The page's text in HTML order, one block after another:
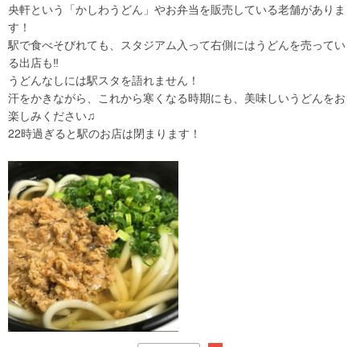
央軒という「かしわうどん」やお弁当を販売している老舗がありま
す！
駅で食べそびれても、スタジアム入って右側にはうどんを売ってい
る出店も‼️
うどんなしには駅スタを語れません！
汗をかきながら、これから寒くなる時期にも、美味しいうどんをお
楽しみください♫
22時過ぎると駅のお店は閉まります！